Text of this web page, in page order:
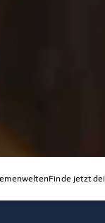
Finde jetzt